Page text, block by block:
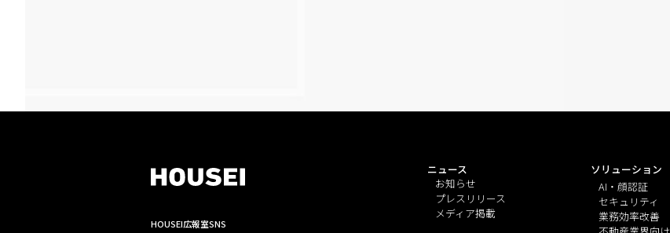
HOUSEI広報室SNS
ニュース
お知らせ
プレスリリース
メディア掲載
ソリューション
AI・顔認証
セキュリティ
業務効率改善